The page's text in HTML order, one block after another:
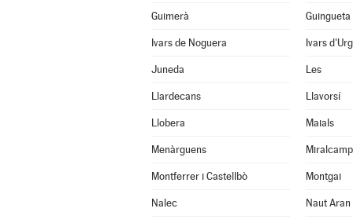
Guimerà Guingueta
Ivars de Noguera Ivars
Juneda Les
Llardecans Llavorsí
Llobera Maials
Menàrguens Miralcamp
Montferrer i Castellbò Montgai
Nalec Naut Aran